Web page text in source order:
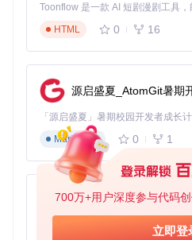
700万+用户深度参与代码
立即登
的多跳问答场景。
3.4 本地LLM推理引擎
500ms以内（取决于硬件配置
3.5 结果优化与格式转换
将LLM生成的原始结果进行后处
高亮和多格式导出。支持
出格式，满足不同场景的使用需
4.实证性能对比：本地部
我们在相同硬件环境下（Intel i7-
HTML
0 16
源启盛夏_AtomGit暑期
Markdown
0 1
AionUi